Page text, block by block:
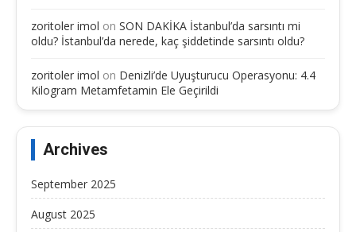
zoritoler imol on SON DAKİKA İstanbul’da sarsıntı mi
oldu? İstanbul’da nerede, kaç şiddetinde sarsıntı oldu?
zoritoler imol on Denizli’de Uyuşturucu Operasyonu: 4.4
Kilogram Metamfetamin Ele Geçirildi
Archives
September 2025
August 2025